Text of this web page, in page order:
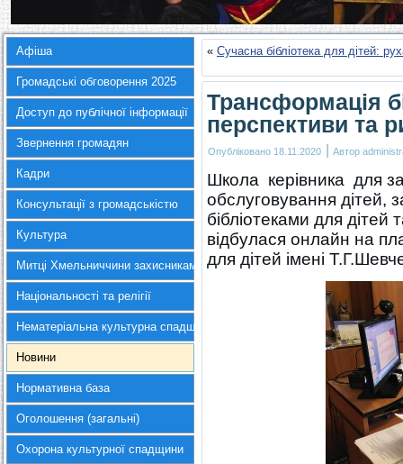
Афіша
Громадські обговорення 2025
Доступ до публічної інформації
Звернення громадян
Кадри
Консультації з громадськістю
Культура
Митці Хмельниччини захисникам України
Національності та релігії
Нематеріальна культурна спадщина
Новини
Нормативна база
Оголошення (загальні)
Охорона культурної спадщини
« Сучасна бібліотека для дітей:
Трансформація
перспективи та
Опубліковано 18.11.2020 | Автор
Школа керівника для
обслуговування дітей,
бібліотеками для
відбулася онлайн на
для дітей імені